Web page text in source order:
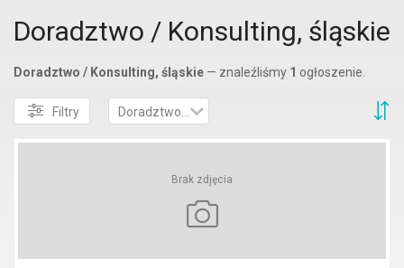
Doradztwo / Konsulting, śląskie
Doradztwo / Konsulting, śląskie — znaleźliśmy 1 ogłoszenie.
Filtry Doradztwo / Konsulting
Brak zdjęcia